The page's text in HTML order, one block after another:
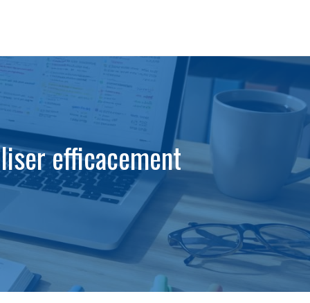
efficacement